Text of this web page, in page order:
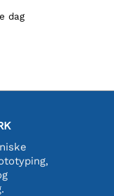
dag